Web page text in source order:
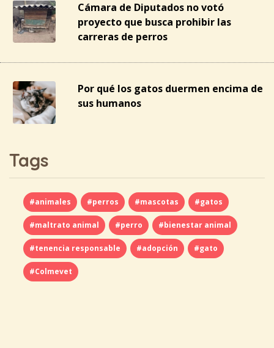
Cámara de Diputados no votó
proyecto que busca prohibir las
carreras de perros
Por qué los gatos duermen encima de
sus humanos
Tags
#animales #perros #mascotas #gatos
#maltrato animal #perro #bienestar animal
#tenencia responsable #adopción #gato
#Colmevet